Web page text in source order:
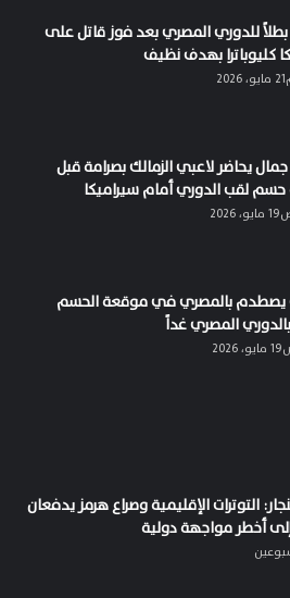
بطلاً للدوري المصري بعد فوز قاتل على
كليوباترا بهدف نظيف
يحاضر لاعبي الزمالك بصرامة قبل
لقب الدوري أمام سيراميكا
يصطدم بالمصري في موقعة الحسم
بالدوري المصري غداً
التوترات الإقليمية وصراع هرمز يدفعان
أخطر مواجهة دولية